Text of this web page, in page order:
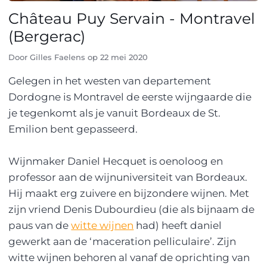
Château Puy Servain - Montravel
(Bergerac)
Door Gilles Faelens op 22 mei 2020
Gelegen in het westen van departement
Dordogne is Montravel de eerste wijngaarde die
je tegenkomt als je vanuit Bordeaux de St.
Emilion bent gepasseerd.
Wijnmaker Daniel Hecquet is oenoloog en
professor aan de wijnuniversiteit van Bordeaux.
Hij maakt erg zuivere en bijzondere wijnen. Met
zijn vriend Denis Dubourdieu (die als bijnaam de
paus van dewitte wijnen had) heeft daniel
gewerkt aan de ‘maceration pelliculaire’. Zijn
witte wijnen behoren al vanaf de oprichting van